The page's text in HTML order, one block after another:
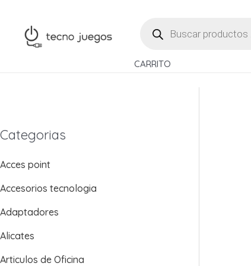
contenido
PRODUCTOS
CARRITO
Categorias
Acces point
Accesorios tecnologia
Adaptadores
Alicates
Articulos de Oficina